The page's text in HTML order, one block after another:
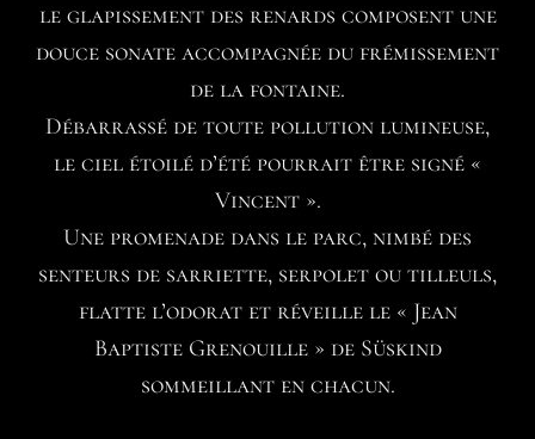
le glapissement des renards composent une
douce sonate accompagnée du frémissement
de la fontaine.
Débarrassé de toute pollution lumineuse,
le ciel étoilé d’été pourrait être signé «
Vincent ».
Une promenade dans le parc, nimbé des
senteurs de sarriette, serpolet ou tilleuls,
flatte l’odorat et réveille le « Jean
Baptiste Grenouille » de Süskind
sommeillant en chacun.